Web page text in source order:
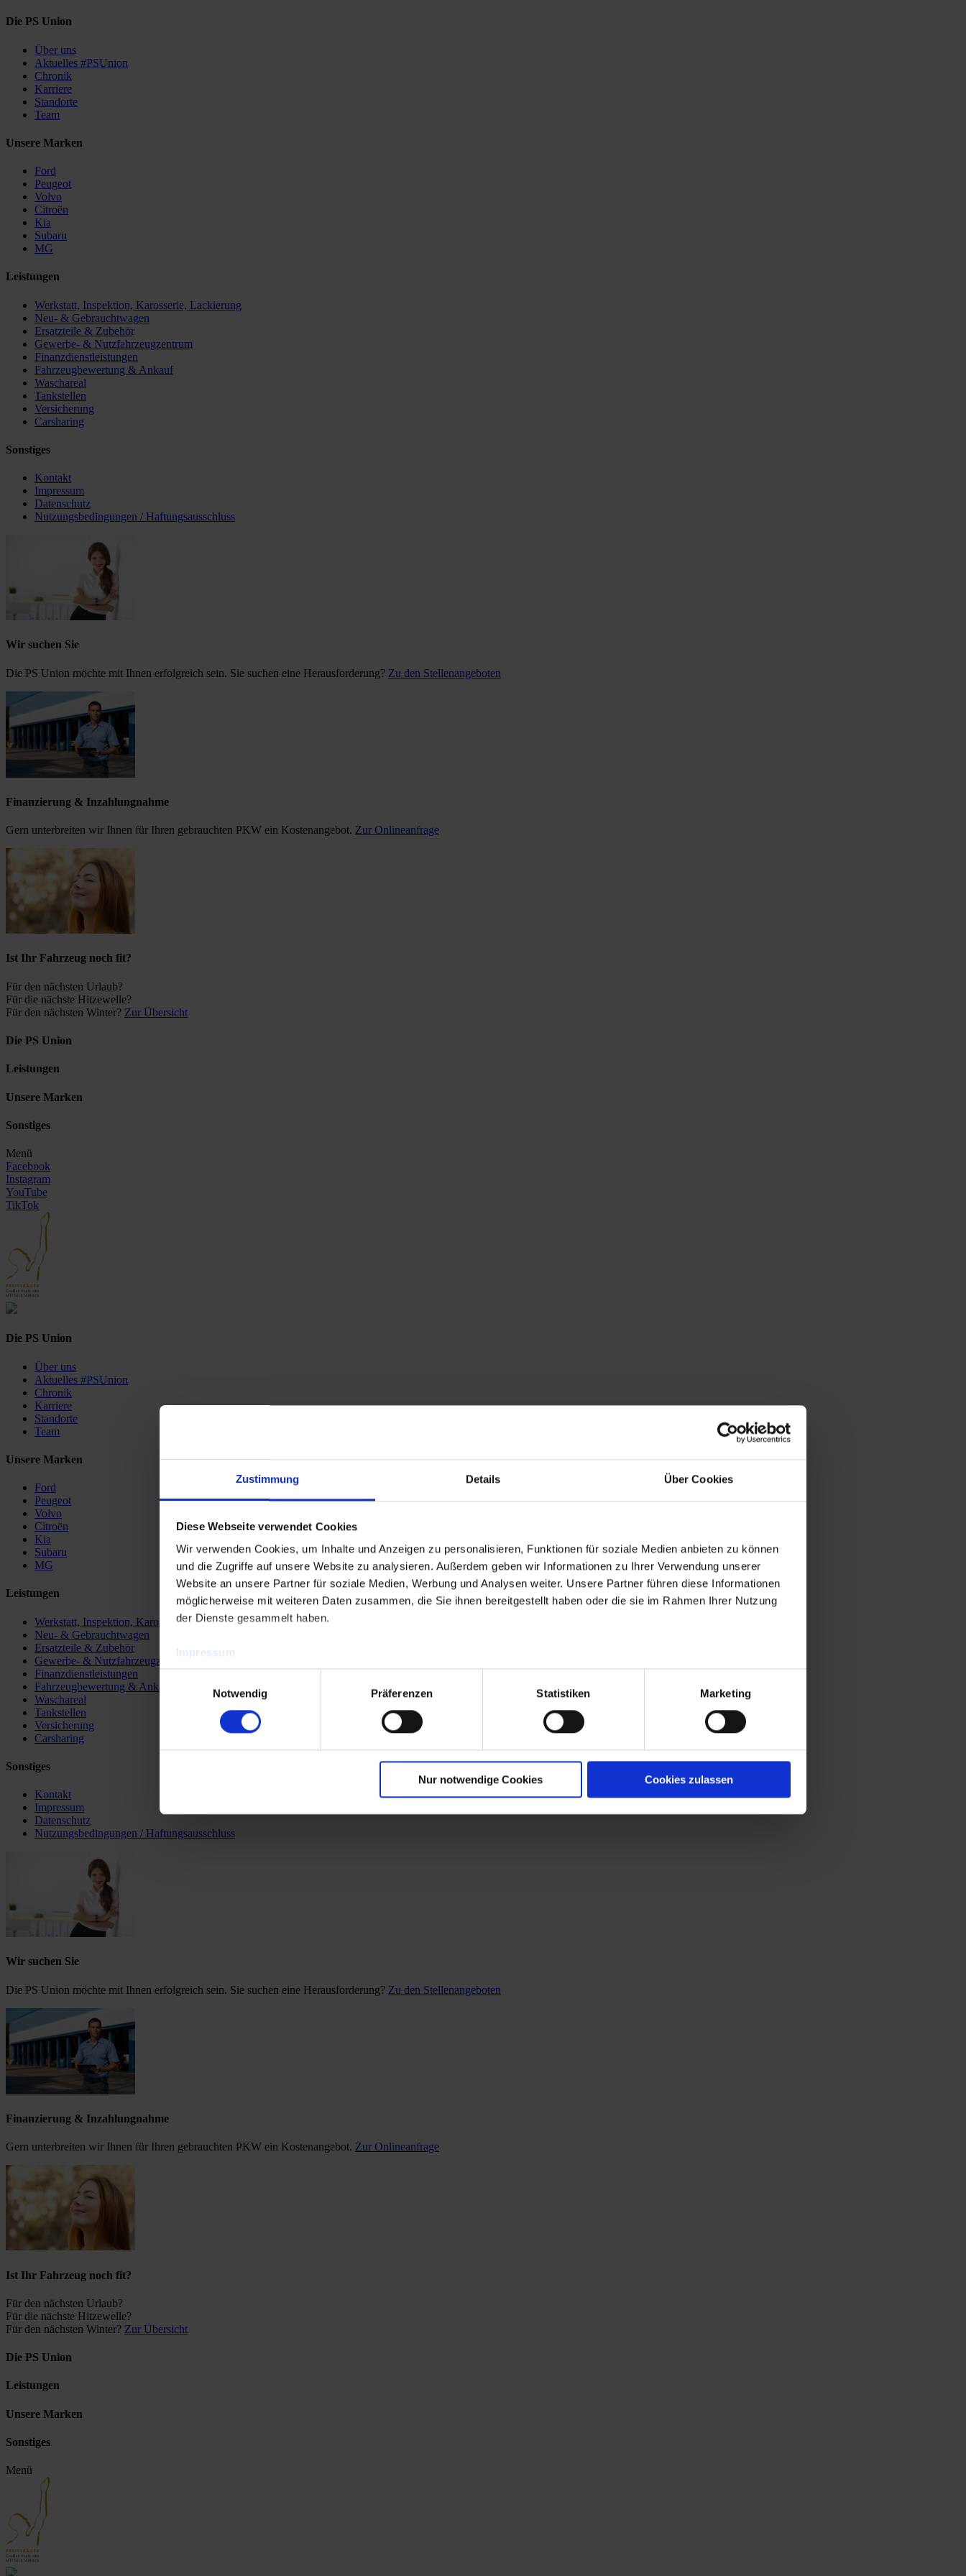
Zustimmung Details Über Cookies
Diese Webseite verwendet Cookies
Wir verwenden Cookies, um Inhalte und Anzeigen zu personalisieren, Funktionen für soziale Medien anbieten zu können
und die Zugriffe auf unsere Website zu analysieren. Außerdem geben wir Informationen zu Ihrer Verwendung unserer
Website an unsere Partner für soziale Medien, Werbung und Analysen weiter. Unsere Partner führen diese Informationen
möglicherweise mit weiteren Daten zusammen, die Sie ihnen bereitgestellt haben oder die sie im Rahmen Ihrer Nutzung
der Dienste gesammelt haben.
Impressum
Datenschutzerklärung
Notwendig
Präferenzen Statistiken Marketing
Nur notwendige Cookies Cookies zulassen
Die PS Union
Über uns
Aktuelles #PSUnion
Chronik
Karriere
Standorte
Team
Unsere Marken
Ford
Peugeot
Volvo
Citroën
Kia
Subaru
MG
Leistungen
Werkstatt, Inspektion, Karosserie, Lackierung
Neu- & Gebrauchtwagen
Ersatzteile & Zubehör
Gewerbe- & Nutzfahrzeugzentrum
Finanzdienstleistungen
Fahrzeugbewertung & Ankauf
Waschareal
Tankstellen
Versicherung
Carsharing
Sonstiges
Kontakt
Impressum
Datenschutz
Nutzungsbedingungen / Haftungsausschluss
Wir suchen Sie
Die PS Union möchte mit Ihnen erfolgreich sein. Sie suchen eine Herausforderung? Zu den Stellenangeboten
Finanzierung & Inzahlungnahme
Gern unterbreiten wir Ihnen für Ihren gebrauchten PKW ein Kostenangebot. Zur Onlineanfrage
Ist Ihr Fahrzeug noch fit?
Für den nächsten Urlaub?
Für die nächste Hitzewelle?
Für den nächsten Winter? Zur Übersicht
Die PS Union
Leistungen
Unsere Marken
Sonstiges
Menü
Facebook
Instagram
YouTube
TikTok
Die PS Union
Über uns
Aktuelles #PSUnion
Chronik
Karriere
Standorte
Team
Unsere Marken
Ford
Peugeot
Volvo
Citroën
Kia
Subaru
MG
Leistungen
Werkstatt, Inspektion, Karosserie, Lackierung
Neu- & Gebrauchtwagen
Ersatzteile & Zubehör
Gewerbe- & Nutzfahrzeugzentrum
Finanzdienstleistungen
Fahrzeugbewertung & Ankauf
Waschareal
Tankstellen
Versicherung
Carsharing
Sonstiges
Kontakt
Impressum
Datenschutz
Nutzungsbedingungen / Haftungsausschluss
Wir suchen Sie
Die PS Union möchte mit Ihnen erfolgreich sein. Sie suchen eine Herausforderung? Zu den Stellenangeboten
Finanzierung & Inzahlungnahme
Gern unterbreiten wir Ihnen für Ihren gebrauchten PKW ein Kostenangebot. Zur Onlineanfrage
Ist Ihr Fahrzeug noch fit?
Für den nächsten Urlaub?
Für die nächste Hitzewelle?
Für den nächsten Winter? Zur Übersicht
Die PS Union
Leistungen
Unsere Marken
Sonstiges
Menü